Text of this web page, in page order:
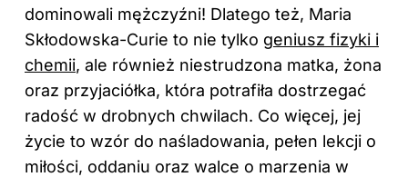
dominowali mężczyźni! Dlatego też, Maria
Skłodowska-Curie to nie tylko geniusz fizyki i
chemii, ale również niestrudzona matka, żona
oraz przyjaciółka, która potrafiła dostrzegać
radość w drobnych chwilach. Co więcej, jej
życie to wzór do naśladowania, pełen lekcji o
miłości, oddaniu oraz walce o marzenia w